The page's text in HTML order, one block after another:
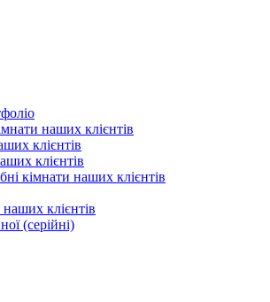
наших клієнтів
клієнтів
клієнтів
кімнати наших клієнтів
клієнтів
(серійні)